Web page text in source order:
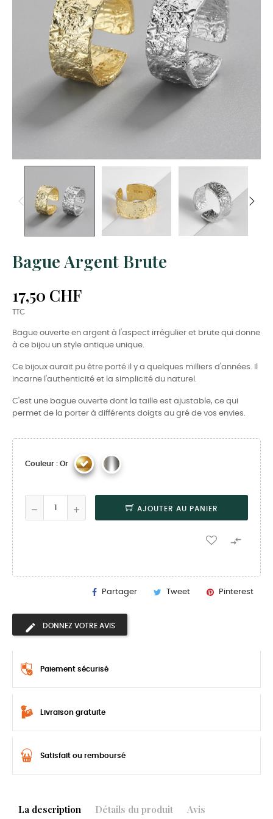
Bague Argent Brute
17,50 CHF
TTC
Bague ouverte en argent à l'aspect irrégulier et brute qui donne
à ce bijou un style antique unique.
Ce bijoux aurait pu être porté il y a quelques milliers d'années. Il
incarne l'authenticité et la simplicité du naturel.
C'est une bague ouverte dont la taille est ajustable, ce qui
permet de la porter à différents doigts au gré de vos envies.
Couleur : Or
AJOUTER AU PANIER

Partager Tweet Pinterest
DONNEZ VOTRE AVIS
Paiement sécurisé
Livraison gratuite
Satisfait ou remboursé
La description Détails du produit Avis